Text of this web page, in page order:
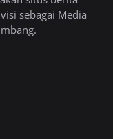
sebagai Media